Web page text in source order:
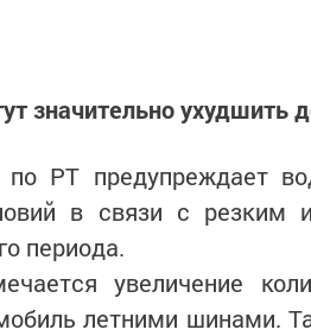
значительно ухудшить
РТ предупреждает
в связи с резким
периода.
увеличение
летними шинами.